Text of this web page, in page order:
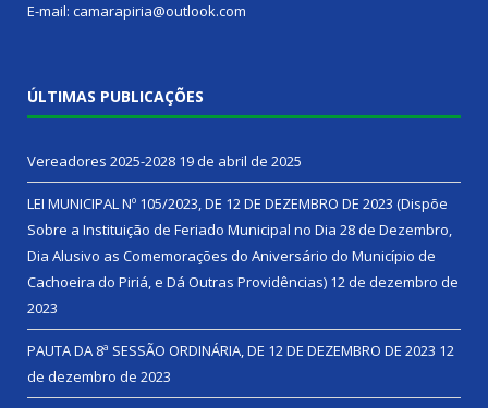
E-mail: camarapiria@outlook.com
ÚLTIMAS PUBLICAÇÕES
Vereadores 2025-2028 19 de abril de 2025
LEI MUNICIPAL Nº 105/2023, DE 12 DE DEZEMBRO DE 2023 (Dispõe
Sobre a Instituição de Feriado Municipal no Dia 28 de Dezembro,
Dia Alusivo as Comemorações do Aniversário do Município de
Cachoeira do Piriá, e Dá Outras Providências) 12 de dezembro de
2023
PAUTA DA 8ª SESSÃO ORDINÁRIA, DE 12 DE DEZEMBRO DE 2023 12
de dezembro de 2023